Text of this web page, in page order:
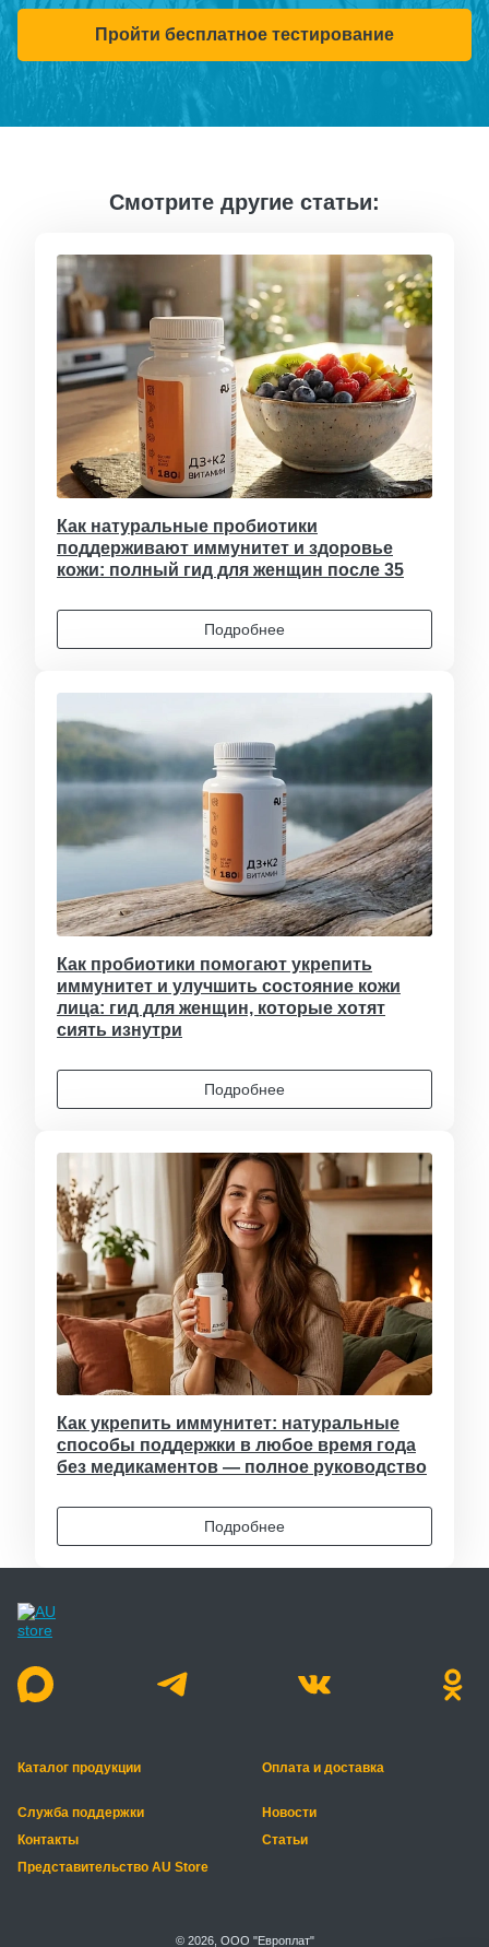
Пройти бесплатное тестирование
Смотрите другие статьи:
Как натуральные пробиотики
поддерживают иммунитет и здоровье
кожи: полный гид для женщин после 35
Подробнее
Как пробиотики помогают укрепить
иммунитет и улучшить состояние кожи
лица: гид для женщин, которые хотят
сиять изнутри
Подробнее
Как укрепить иммунитет: натуральные
способы поддержки в любое время года
без медикаментов — полное руководство
Подробнее
Каталог продукции Оплата и доставка
Служба поддержки
Новости
Контакты
Статьи
Представительство AU Store
© 2026, ООО "Европлат"